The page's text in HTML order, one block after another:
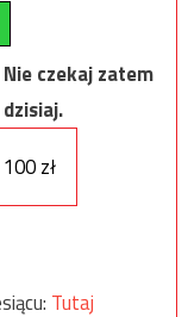
czekaj zatem
100 zł
Tutaj